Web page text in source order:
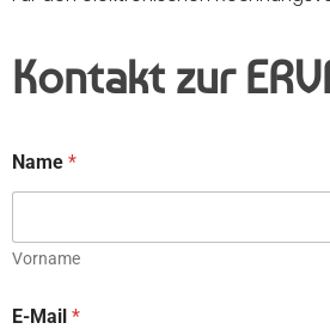
Kontakt zur
Name *
Vorname
E-Mail *